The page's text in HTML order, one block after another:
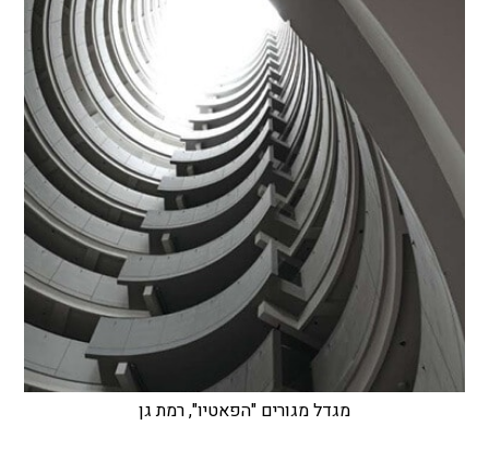
מגדל מגורים "הפאטיו", רמת גן